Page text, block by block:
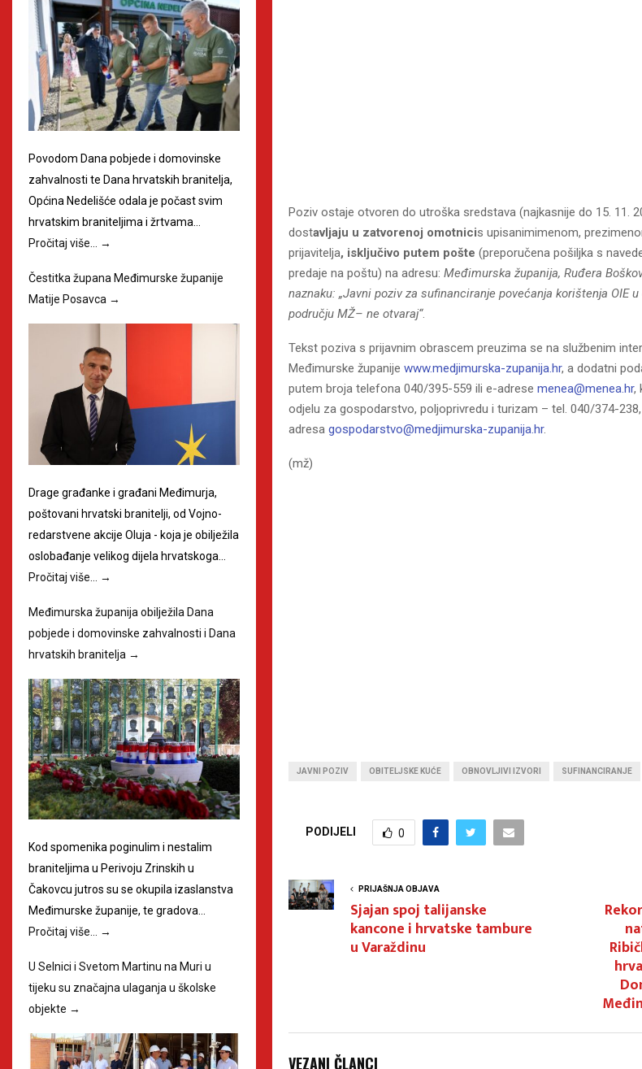
Poziv ostaje otvoren do utroška sredstava (najkasnije do 15. 11.
dostavljaju u zatvorenoj omotnicis upisanimimenom,
prijavitelja, isključivo putem pošte (preporučena pošiljka s
predaje na poštu) na adresu: Međimurska županija, Ruđera
naznaku: „Javni poziv za sufinanciranje povećanja korištenja OIE
području MŽ– ne otvaraj“.
Tekst poziva s prijavnim obrascem preuzima se na službenim
Međimurske županije www.medjimurska-zupanija.hr, a dodatni
putem broja telefona 040/395-559 ili e-adrese menea@menea.hr,
odjelu za gospodarstvo, poljoprivredu i turizam – tel. 040/374-
adresa gospodarstvo@medjimurska-zupanija.hr.
(mž)
JAVNI POZIV OBITELJSKE KUĆE OBNOVLJIVI IZVORI SUFINANCIRANJE
PODIJELI 0
PRIJAŠNJA OBJAVA
Sjajan spoj talijanske
kancone i hrvatske tambure
u Varaždinu
VEZANI ČLANCI
Povodom Dana pobjede i domovinske
zahvalnosti te Dana hrvatskih branitelja,
Općina Nedelišće odala je počast svim
hrvatskim braniteljima i žrtvama…
Pročitaj više… →
Čestitka župana Međimurske županije
Matije Posavca →
Drage građanke i građani Međimurja,
poštovani hrvatski branitelji, od Vojno-
redarstvene akcije Oluja - koja je obilježila
oslobađanje velikog dijela hrvatskoga…
Pročitaj više…
→
Međimurska županija obilježila Dana
pobjede i domovinske zahvalnosti i Dana
hrvatskih branitelja →
Kod spomenika poginulim i nestalim
braniteljima u Perivoju Zrinskih u
Čakovcu jutros su se okupila izaslanstva
Međimurske županije, te gradova…
Pročitaj više…
→
U Selnici i Svetom Martinu na Muri u
tijeku su značajna ulaganja u školske
objekte →